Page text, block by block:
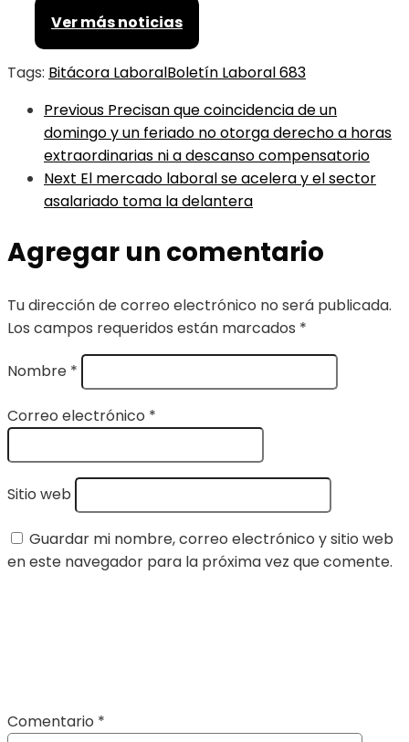
Ver más noticias
Tags: Bitácora LaboralBoletín Laboral 683
Previous Precisan que coincidencia de un
domingo y un feriado no otorga derecho a horas
extraordinarias ni a descanso compensatorio
Next El mercado laboral se acelera y el sector
asalariado toma la delantera
Agregar un comentario
Tu dirección de correo electrónico no será publicada.
Los campos requeridos están marcados *
Nombre *
Correo electrónico *
Sitio web
Guardar mi nombre, correo electrónico y sitio web
en este navegador para la próxima vez que comente.
Comentario *